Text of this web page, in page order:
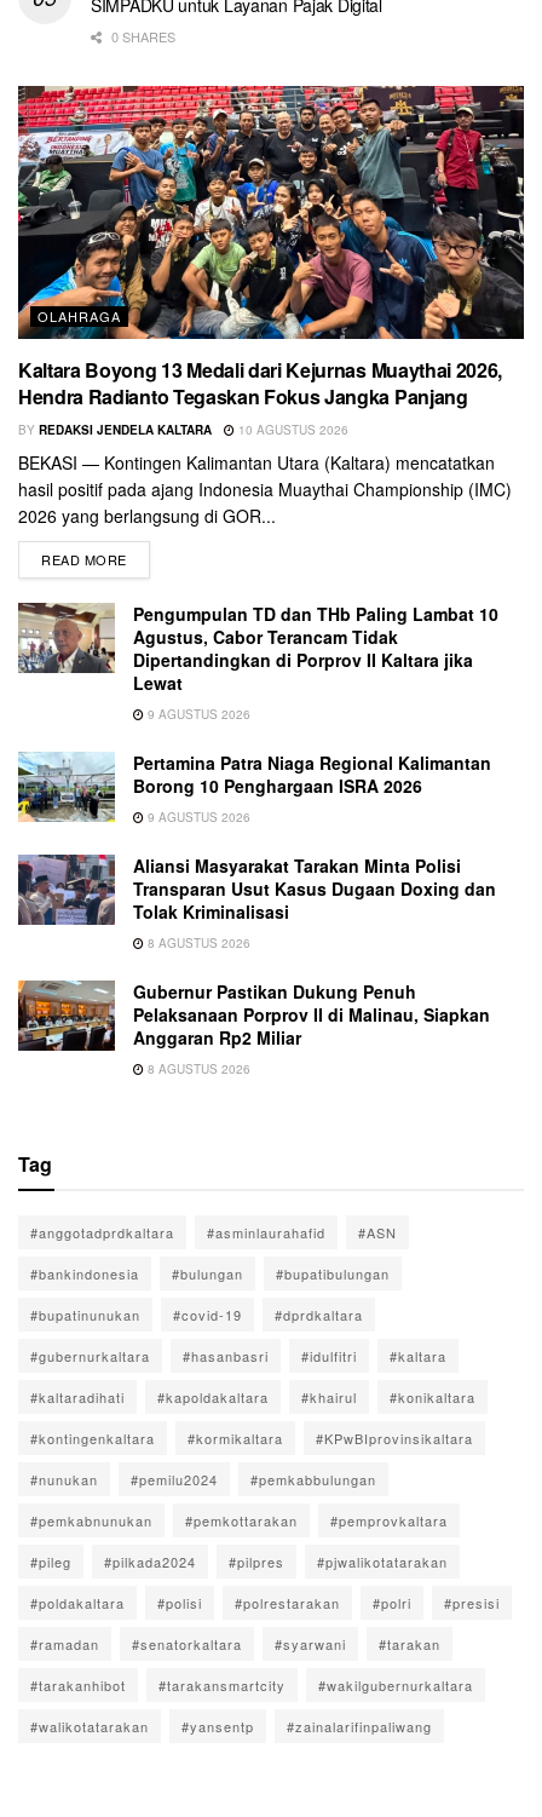
SIMPADKU untuk Layanan Pajak Digital
0 SHARES
OLAHRAGA
Kaltara Boyong 13 Medali dari Kejurnas Muaythai 2026,
Hendra Radianto Tegaskan Fokus Jangka Panjang
BY REDAKSI JENDELA KALTARA 10 AGUSTUS 2026
BEKASI — Kontingen Kalimantan Utara (Kaltara) mencatatkan
hasil positif pada ajang Indonesia Muaythai Championship (IMC)
2026 yang berlangsung di GOR...
READ MORE
Pengumpulan TD dan THb Paling Lambat 10
Agustus, Cabor Terancam Tidak
Dipertandingkan di Porprov II Kaltara jika
Lewat
9 AGUSTUS 2026
Pertamina Patra Niaga Regional Kalimantan
Borong 10 Penghargaan ISRA 2026
9 AGUSTUS 2026
Aliansi Masyarakat Tarakan Minta Polisi
Transparan Usut Kasus Dugaan Doxing dan
Tolak Kriminalisasi
8 AGUSTUS 2026
Gubernur Pastikan Dukung Penuh
Pelaksanaan Porprov II di Malinau, Siapkan
Anggaran Rp2 Miliar
8 AGUSTUS 2026
Tag
#anggotadprdkaltara #asminlaurahafid #ASN
#bankindonesia #bulungan #bupatibulungan
#bupatinunukan #covid-19 #dprdkaltara
#gubernurkaltara #hasanbasri #idulfitri #kaltara
#kaltaradihati #kapoldakaltara #khairul #konikaltara
#kontingenkaltara #kormikaltara #KPwBIprovinsikaltara
#nunukan #pemilu2024 #pemkabbulungan
#pemkabnunukan #pemkottarakan #pemprovkaltara
#pileg #pilkada2024 #pilpres #pjwalikotatarakan
#poldakaltara #polisi #polrestarakan #polri #presisi
#ramadan #senatorkaltara #syarwani #tarakan
#tarakanhibot #tarakansmartcity #wakilgubernurkaltara
#walikotatarakan #yansentp #zainalarifinpaliwang